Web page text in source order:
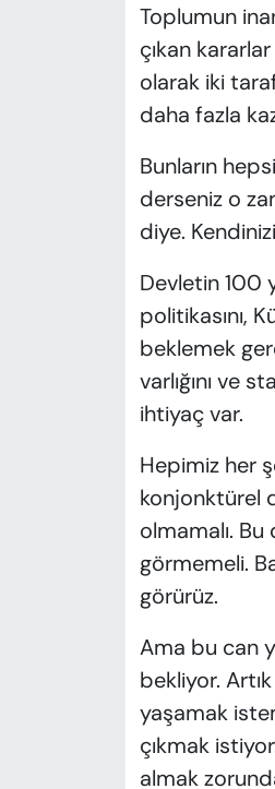
Toplumun
çıkan
olarak iki
daha fazla
Bunların
derseniz o
diye.
Devletin 100
politikasını,
beklemek
varlığını ve
ihtiyaç var.
Hepimiz her
konjonktürel
olmamalı.
görmemeli.
görürüz.
Ama bu can
bekliyor.
yaşamak
çıkmak
almak